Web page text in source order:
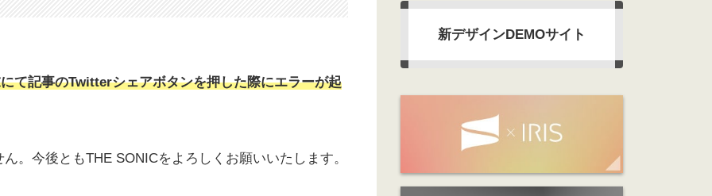
て記事のTwitterシェアボタンを押した際にエラーが起
。今後ともTHE SONICをよろしくお願いいたします。
新デザインDEMOサイト